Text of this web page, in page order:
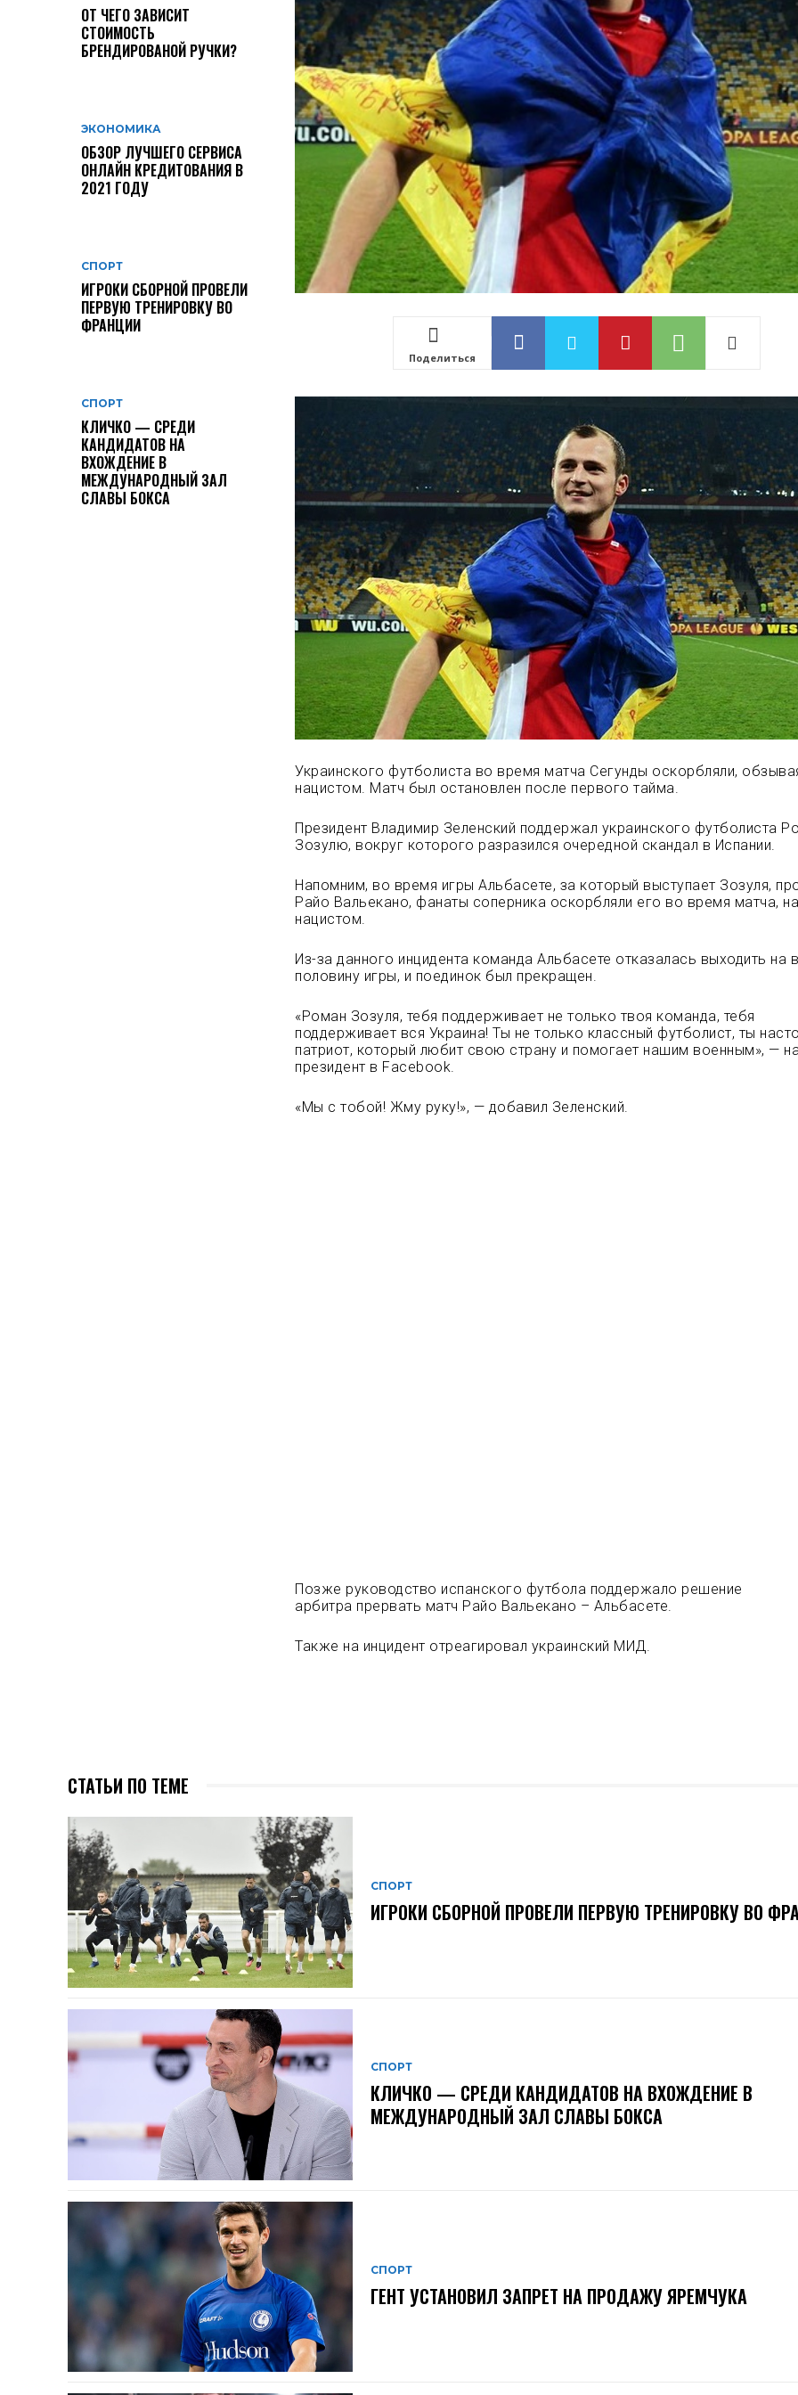
ОТ ЧЕГО ЗАВИСИТ
СТОИМОСТЬ
БРЕНДИРОВАНОЙ РУЧКИ?
ЭКОНОМИКА
ОБЗОР ЛУЧШЕГО СЕРВИСА
ОНЛАЙН КРЕДИТОВАНИЯ В
2021 ГОДУ
СПОРТ
ИГРОКИ СБОРНОЙ ПРОВЕЛИ
ПЕРВУЮ ТРЕНИРОВКУ ВО
ФРАНЦИИ
СПОРТ
КЛИЧКО — СРЕДИ
КАНДИДАТОВ НА
ВХОЖДЕНИЕ В
МЕЖДУНАРОДНЫЙ ЗАЛ
СЛАВЫ БОКСА
Поделиться
Украинского футболиста во время матча Сегунды оскорбляли,
нацистом. Матч был остановлен после первого тайма.
Президент Владимир Зеленский поддержал украинского футболиста
Зозулю, вокруг которого разразился очередной скандал в Испании.
Напомним, во время игры Альбасете, за который выступает Зозуля,
Райо Вальекано, фанаты соперника оскорбляли его во время матча,
нацистом.
Из-за данного инцидента команда Альбасете отказалась выходить на
половину игры, и поединок был прекращен.
«Роман Зозуля, тебя поддерживает не только твоя команда, тебя
поддерживает вся Украина! Ты не только классный футболист, ты
патриот, который любит свою страну и помогает нашим военным», —
президент в Facebook.
«Мы с тобой! Жму руку!», — добавил Зеленский.
Позже руководство испанского футбола поддержало решение
арбитра прервать матч Райо Вальекано – Альбасете.
Также на инцидент отреагировал украинский МИД.
СТАТЬИ ПО ТЕМЕ
СПОРТ
ИГРОКИ СБОРНОЙ ПРОВЕЛИ ПЕРВУЮ ТРЕНИРОВКУ ВО
СПОРТ
КЛИЧКО — СРЕДИ КАНДИДАТОВ НА ВХОЖДЕНИЕ В
МЕЖДУНАРОДНЫЙ ЗАЛ СЛАВЫ БОКСА
СПОРТ
ГЕНТ УСТАНОВИЛ ЗАПРЕТ НА ПРОДАЖУ ЯРЕМЧУКА